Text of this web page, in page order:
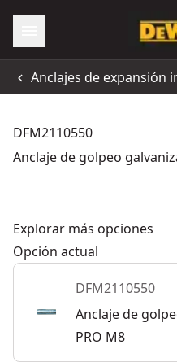
Anclajes de expansión
DFM2110550
Anclaje de golpeo
Explorar más opciones
Opción actual
DFM2110550
Anclaje de
PRO M8